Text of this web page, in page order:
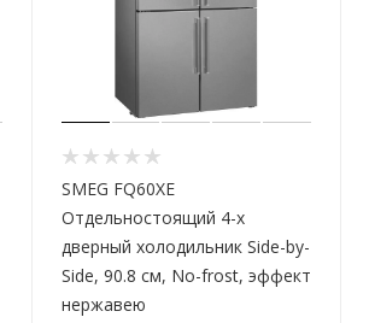
SMEG FQ60XE
Отдельностоящий 4-х
дверный холодильник Side-by-
Side, 90.8 см, No-frost, эффект
нержавею